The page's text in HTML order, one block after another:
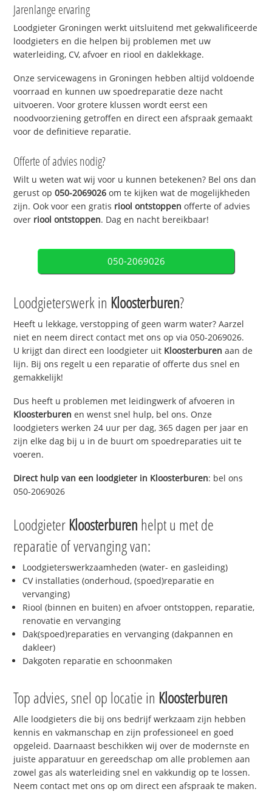
Jarenlange ervaring
Loodgieter Groningen werkt uitsluitend met gekwalificeerde
loodgieters en die helpen bij problemen met uw
waterleiding, CV, afvoer en riool en daklekkage.
Onze servicewagens in Groningen hebben altijd voldoende
voorraad en kunnen uw spoedreparatie deze nacht
uitvoeren. Voor grotere klussen wordt eerst een
noodvoorziening getroffen en direct een afspraak gemaakt
voor de definitieve reparatie.
Offerte of advies nodig?
Wilt u weten wat wij voor u kunnen betekenen? Bel ons dan
gerust op050-2069026 om te kijken wat de mogelijkheden
zijn. Ook voor een gratis riool ontstoppen offerte of advies
over riool ontstoppen. Dag en nacht bereikbaar!
050-2069026
Loodgieterswerk in Kloosterburen?
Heeft u lekkage, verstopping of geen warm water? Aarzel
niet en neem direct contact met ons op via 050-2069026.
U krijgt dan direct een loodgieter uit Kloosterburen aan de
lijn. Bij ons regelt u een reparatie of offerte dus snel en
gemakkelijk!
Dus heeft u problemen met leidingwerk of afvoeren in
Kloosterburen en wenst snel hulp, bel ons. Onze
loodgieters werken 24 uur per dag, 365 dagen per jaar en
zijn elke dag bij u in de buurt om spoedreparaties uit te
voeren.
Direct hulp van een loodgieter in Kloosterburen: bel ons
050-2069026
Loodgieter Kloosterburen helpt u met de
reparatie of vervanging van:
Loodgieterswerkzaamheden (water- en gasleiding)
CV installaties (onderhoud, (spoed)reparatie en
vervanging)
Riool (binnen en buiten) en afvoer ontstoppen, reparatie,
renovatie en vervanging
Dak(spoed)reparaties en vervanging (dakpannen en
dakleer)
Dakgoten reparatie en schoonmaken
Top advies, snel op locatie in Kloosterburen
Alle loodgieters die bij ons bedrijf werkzaam zijn hebben
kennis en vakmanschap en zijn professioneel en goed
opgeleid. Daarnaast beschikken wij over de modernste en
juiste apparatuur en gereedschap om alle problemen aan
zowel gas als waterleiding snel en vakkundig op te lossen.
Neem contact met ons op om direct een afspraak te maken.